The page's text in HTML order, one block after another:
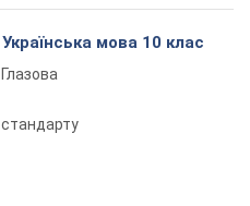
мова 10 клас
стандарту